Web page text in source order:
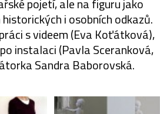
pojetí, ale na figuru jako
i osobních odkazů.
s videem (Eva Koťátková),
instalaci (Pavla Sceranková,
Sandra Baborovská.